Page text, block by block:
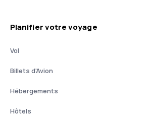
Planifier votre voyage
Vol
Billets d'Avion
Hébergements
Hôtels